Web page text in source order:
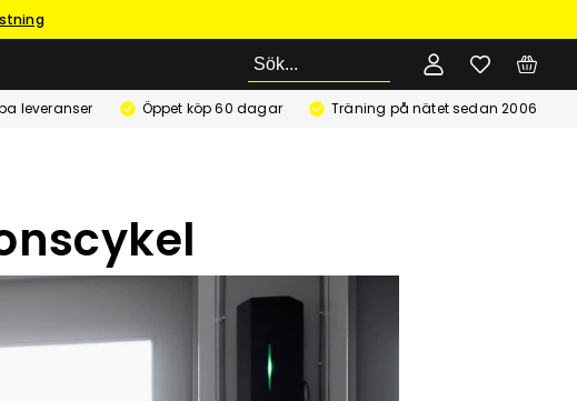
Sök
leveranser Öppet köp 60 dagar Träning på nätet sedan 2006